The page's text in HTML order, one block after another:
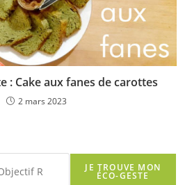
: Cake aux fanes de carottes
2 mars 2023
JE TROUVE MON
ÉCO-GESTE